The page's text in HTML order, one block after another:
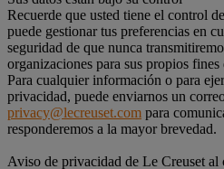
Recuerde que usted tiene el control
puede gestionar tus preferencias en
seguridad de que nunca
organizaciones para sus propios
Para cualquier información o para
privacidad, puede enviarnos un
privacy@lecreuset.com para
responderemos a la mayor brevedad.
Aviso de privacidad de Le Creuset al